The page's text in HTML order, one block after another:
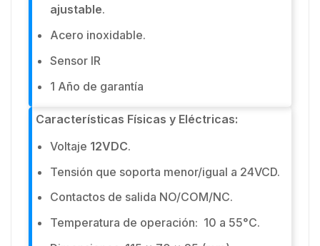
ajustable.
Acero inoxidable.
Sensor IR
1 Año de garantía
Características Físicas y Eléctricas:
Voltaje 12VDC.
Tensión que soporta menor/igual a 24VCD.
Contactos de salida NO/COM/NC.
Temperatura de operación: 10 a 55°C.